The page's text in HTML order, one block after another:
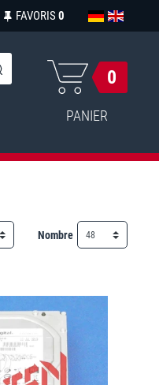
FAVORIS 0
0
PANIER